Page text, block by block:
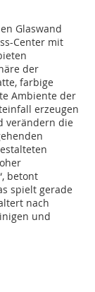
Glaswand
Center mit
der
farbige
Ambiente der
erzeugen
verändern die
betont
spielt gerade
nach
und